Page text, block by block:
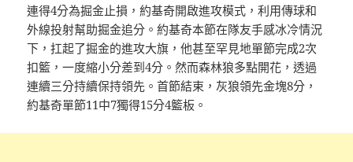
連得4分為掘金止損，約基奇開啟進攻模式，利用傳球和
外線投射幫助掘金追分。約基奇本節在隊友手感冰冷情況
下，扛起了掘金的進攻大旗，他甚至罕見地單節完成2次
扣籃，一度縮小分差到4分。然而森林狼多點開花，透過
連續三分持續保持領先。首節結束，灰狼領先金塊8分，
約基奇單節11中7獨得15分4籃板。